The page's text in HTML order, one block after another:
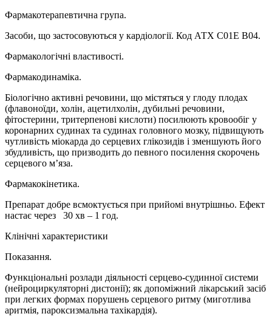
Фармакотерапевтична група.
Засоби, що застосовуються у кардіології. Код АТХ C01E B04.
Фармакологічні властивості.
Фармакодинаміка.
Біологічно активні речовини, що містяться у глоду плодах
(флавоноїди, холін, ацетилхолін, дубильні речовини,
фітостерини, тритерпенові кислоти) посилюють кровообіг у
коронарних судинах та судинах головного мозку, підвищують
чутливість міокарда до серцевих глікозидів і зменшують його
збудливість, що призводить до певного посилення скорочень
серцевого м’яза.
Фармакокінетика.
Препарат добре всмоктується при прийомі внутрішньо. Ефект
настає через 30 хв – 1 год.
Клінічні характеристики
Показання.
Функціональні розлади діяльності серцево-судинної системи
(нейроциркуляторні дистонії); як допоміжний лікарський засіб
при легких формах порушень серцевого ритму (миготлива
аритмія, пароксизмальна тахікардія).